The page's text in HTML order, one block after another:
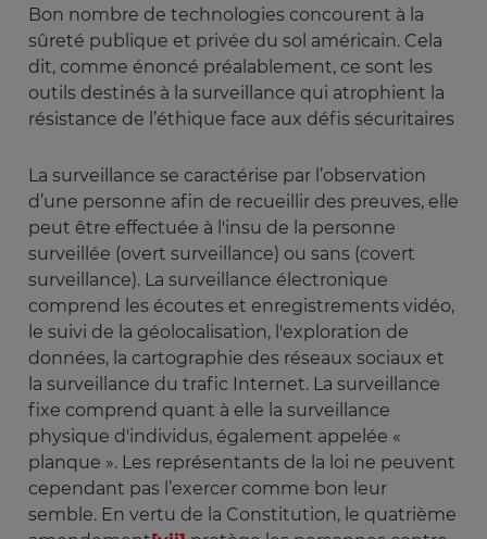
Bon nombre de technologies concourent à la
sûreté publique et privée du sol américain. Cela
dit, comme énoncé préalablement, ce sont les
outils destinés à la surveillance qui atrophient la
résistance de l’éthique face aux défis sécuritaires
La surveillance se caractérise par l’observation
d’une personne afin de recueillir des preuves, elle
peut être effectuée à l'insu de la personne
surveillée (overt surveillance) ou sans (covert
surveillance). La surveillance électronique
comprend les écoutes et enregistrements vidéo,
le suivi de la géolocalisation, l'exploration de
données, la cartographie des réseaux sociaux et
la surveillance du trafic Internet. La surveillance
fixe comprend quant à elle la surveillance
physique d'individus, également appelée «
planque ». Les représentants de la loi ne peuvent
cependant pas l’exercer comme bon leur
semble. En vertu de la Constitution, le quatrième